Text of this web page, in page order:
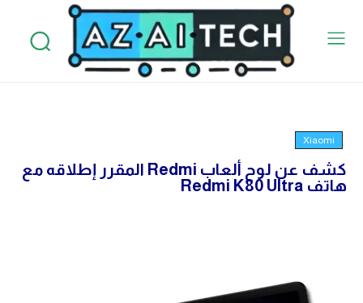
Xiaomi
كشف عن لوح ألعاب Redmi المقرر إطلاقه مع
هاتف Redmi K80 Ultra